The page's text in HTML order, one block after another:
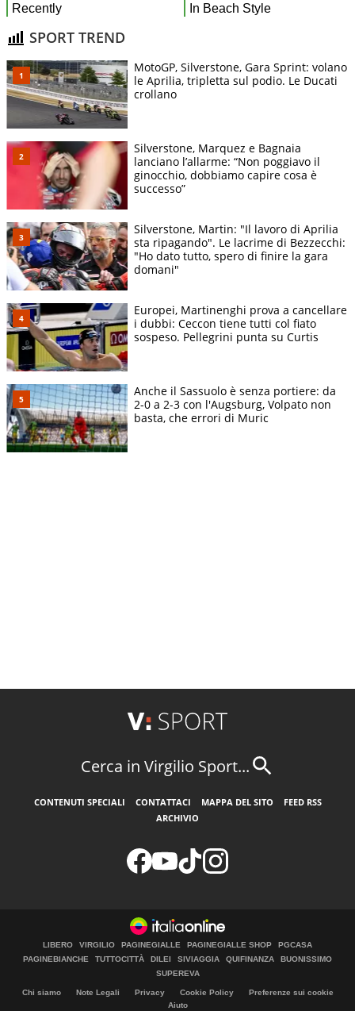
SPORT TREND
MotoGP, Silverstone, Gara Sprint: volano
le Aprilia, tripletta sul podio. Le Ducati
crollano
Silverstone, Marquez e Bagnaia
lanciano l’allarme: “Non poggiavo il
ginocchio, dobbiamo capire cosa è
successo”
Silverstone, Martin: "Il lavoro di Aprilia
sta ripagando". Le lacrime di Bezzecchi:
"Ho dato tutto, spero di finire la gara
domani"
Europei, Martinenghi prova a cancellare
i dubbi: Ceccon tiene tutti col fiato
sospeso. Pellegrini punta su Curtis
Anche il Sassuolo è senza portiere: da
2-0 a 2-3 con l'Augsburg, Volpato non
basta, che errori di Muric
Cerca in Virgilio Sport...
CONTENUTI SPECIALI CONTATTACI MAPPA DEL SITO
FEED RSS
ARCHIVIO
LIBERO VIRGILIO PAGINEGIALLE PAGINEGIALLE SHOP
PGCASA
PAGINEBIANCHE
TUTTOCITTÀ DILEI SIVIAGGIA QUIFINANZA
BUONISSIMO
SUPEREVA
Chi siamo Note Legali Privacy Cookie Policy
Preferenze sui cookie
Aiuto